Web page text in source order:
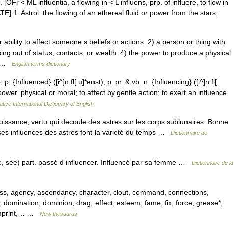
[OFr < ML influentia, a flowing in < L influens, prp. of influere, to flow in
1. Astrol. the flowing of an ethereal fluid or power from the stars,
to affect someone s beliefs or actions. 2) a person or thing with
out of status, contacts, or wealth. 4) the power to produce a physical
…
English terms dictionary
{Influenced} ([i^]n fl[ u]*enst); p. pr. & vb. n. {Influencing} ([i^]n fl[
physical or moral; to affect by gentle action; to exert an influence
International Dictionary of English
vertu qui decoule des astres sur les corps sublunaires. Bonne
influences des astres font la varieté du temps …
Dictionnaire de
sée) part. passé d influencer. Influencé par sa femme …
Dictionnaire de la
agency, ascendancy, character, clout, command, connections,
dominion, drag, effect, esteem, fame, fix, force, grease*,
…
New thesaurus